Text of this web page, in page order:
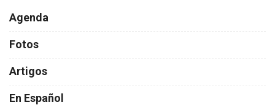
Agenda
Fotos
Artigos
En Español